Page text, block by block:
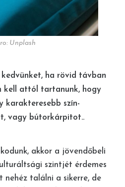
Unplash
kedvünket, ha rövid távban
kell attól tartanunk, hogy
karakteresebb szín-
vagy bútorkárpitot..
akkor a jövendőbeli
szintjét érdemes
nehéz találni a sikerre, de